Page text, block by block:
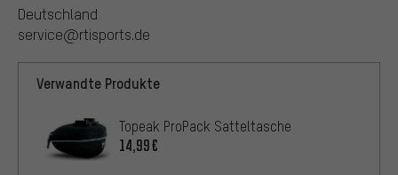
Deutschland
service@rtisports.de
Verwandte Produkte
Topeak ProPack Satteltasche
14,99€